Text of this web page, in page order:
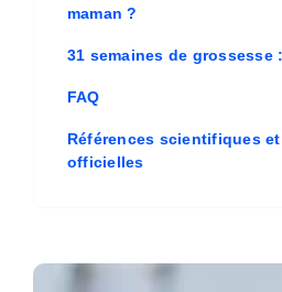
maman ?
31 semaines de
FAQ
Références scientifiques
officielles